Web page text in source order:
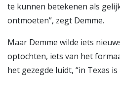
te kunnen betekenen als
ontmoeten”, zegt Demme.
Maar Demme wilde iets
optochten, iets van het
het gezegde luidt, “in Texas